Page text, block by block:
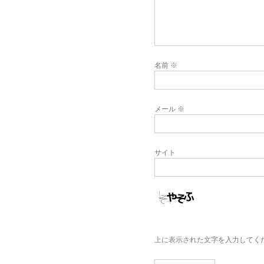
名前 ※
メール ※
サイト
上に表示された文字を入力してく